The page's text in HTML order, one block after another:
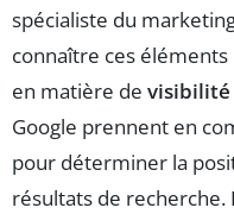
spécialiste du
connaître ces
en matière de visibilité
Google prennent en
pour déterminer la
résultats de recherche.